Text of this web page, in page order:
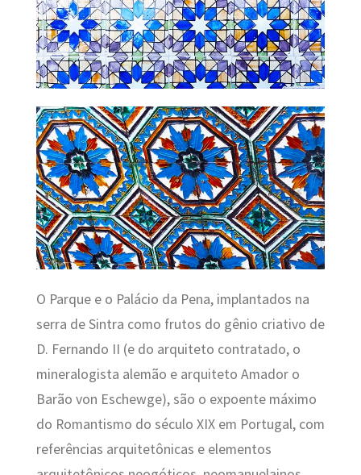
O Parque e o Palácio da Pena, implantados na
serra de Sintra como frutos do gênio criativo de
D. Fernando II (e do arquiteto contratado, o
mineralogista alemão e arquiteto Amador o
Barão von Eschewge), são o expoente máximo
do Romantismo do século XIX em Portugal, com
referências arquitetônicas e elementos